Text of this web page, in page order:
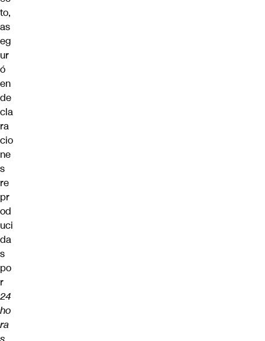
to,
as
eg
ur
ó
en
de
cla
ra
cio
ne
s
re
pr
od
uci
da
s
po
r
24
ho
ra